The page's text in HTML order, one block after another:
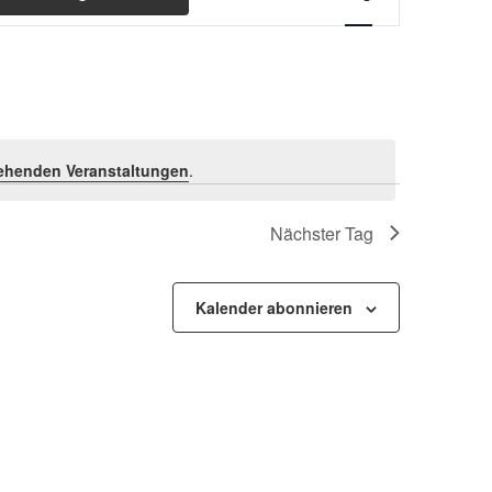
Veranstaltungen.
Ansichten-
Nächster Tag
Kalender abonnieren